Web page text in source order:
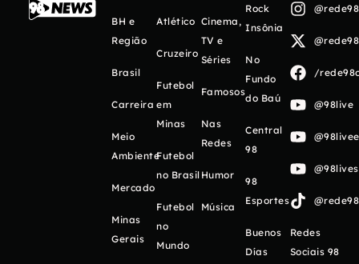
BH e
Região
Brasil
Carreira
Meio
Ambiente
Mercado
Minas
Gerais
Atlético
Cruzeiro
Futebol
em
Minas
Futebol
no Brasil
Futebol
no
Mundo
Cinema,
TV e
Séries
Famosos
Nas
Redes
Humor
Música
Rock
Insônia
No
Fundo
do Baú
Central
98
98
Esportes
Buenos
Días
/
@98live
Redes
Sociais 98